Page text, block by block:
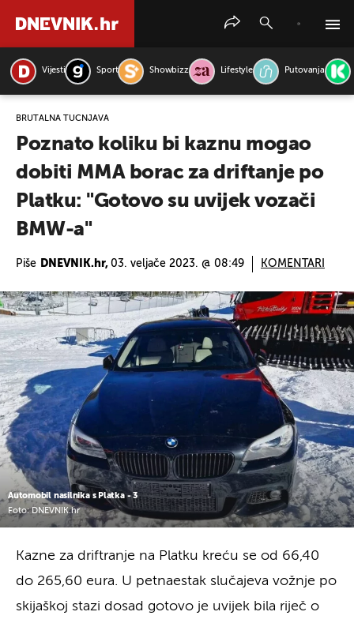
Vijesti Sport Showbizz Lifestyle Putovanja
BRUTALNA TUČNJAVA
Poznato koliku bi kaznu mogao
dobiti MMA borac za driftanje po
Platku: "Gotovo su uvijek vozači
BMW-a"
Piše DNEVNIK.hr, 03. veljače 2023. @ 08:49 KOMENTARI
Automobil nasilnika s Platka - 3
Foto: DNEVNIK.hr
Kazne za driftranje na Platku kreću se od 66,40
do 265,60 eura. U petnaestak slučajeva vožnje po
skijaškoj stazi dosad gotovo je uvijek bila riječ o
PRETRAŽITE VIJESTI